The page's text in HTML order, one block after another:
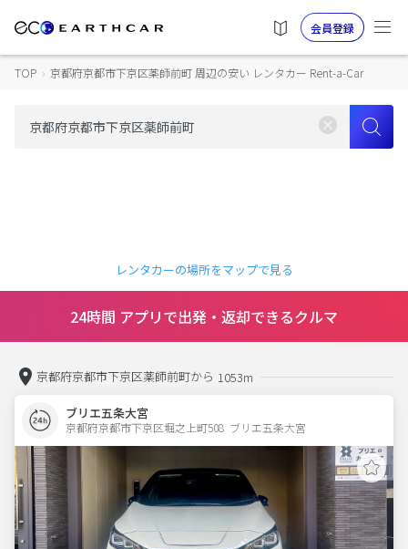
会員登録
TOP › 京都府京都市下京区薬師前町 周辺の安い レンタカー Rent-a-Car
レンタカーの場所をマップで見る
24時間 アプリで出発・返却できるクルマ
京都府京都市下京区薬師前町から 1053m
ブリエ五条大宮
京都府京都市下京区堀之上町508  ブリエ五条大宮